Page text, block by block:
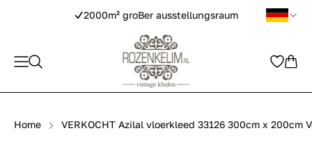
2000m² groBer ausstellungsraum
Home VERKOCHT Azilal vloerkleed 33126 300cm x 200cm